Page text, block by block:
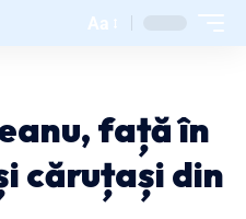
Aa
față în
căruțași din